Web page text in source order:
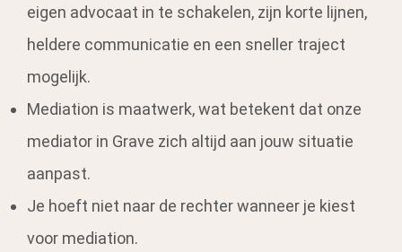
eigen advocaat in te schakelen, zijn korte lijnen,
heldere communicatie en een sneller traject
mogelijk.
Mediation is maatwerk, wat betekent dat onze
mediator in Grave zich altijd aan jouw situatie
aanpast.
Je hoeft niet naar de rechter wanneer je kiest
voor mediation.